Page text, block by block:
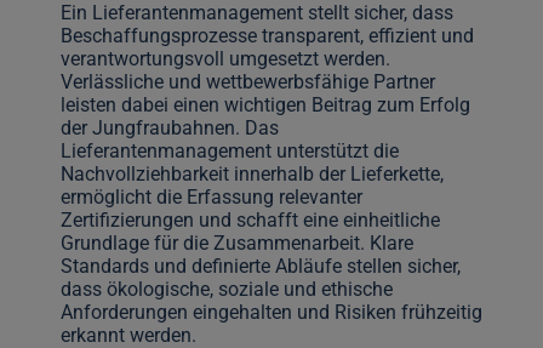
Ein Lieferantenmanagement stellt sicher, dass
Beschaffungsprozesse transparent, effizient und
verantwortungsvoll umgesetzt werden.
Verlässliche und wettbewerbsfähige Partner
leisten dabei einen wichtigen Beitrag zum Erfolg
der Jungfraubahnen. Das
Lieferantenmanagement unterstützt die
Nachvollziehbarkeit innerhalb der Lieferkette,
ermöglicht die Erfassung relevanter
Zertifizierungen und schafft eine einheitliche
Grundlage für die Zusammenarbeit. Klare
Standards und definierte Abläufe stellen sicher,
dass ökologische, soziale und ethische
Anforderungen eingehalten und Risiken frühzeitig
erkannt werden.